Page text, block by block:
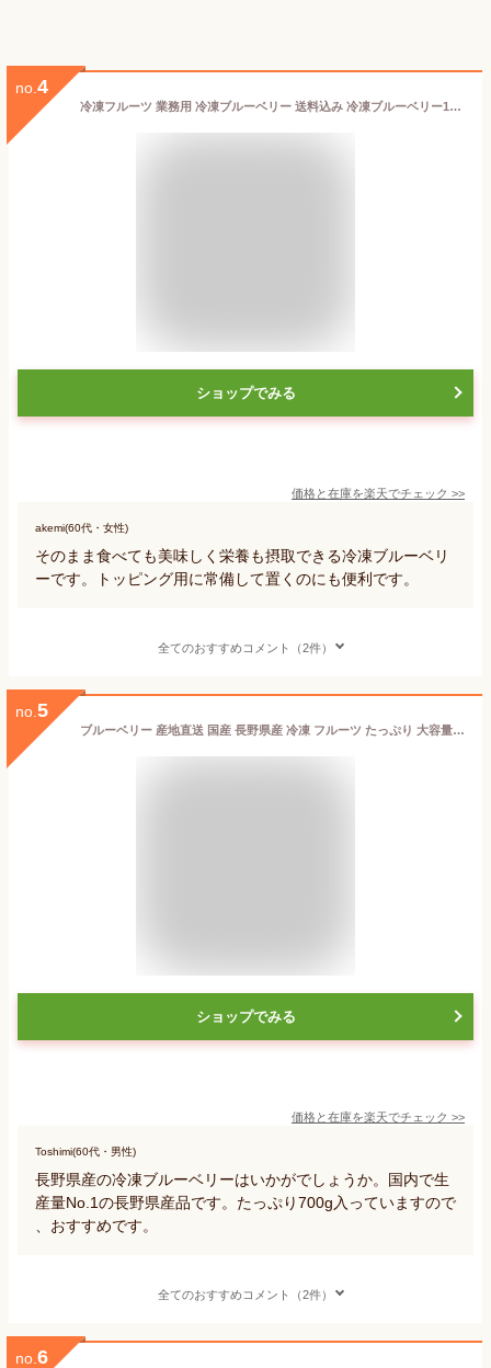
no. 4
冷凍フルーツ 業務用 冷凍ブルーベリー 送料込み 冷凍ブルーベリー1kg（500g×2袋） 冷凍 ブルーベリー トロピカルマリア スムージー ジュース
ショップでみる
価格と在庫を楽天でチェック >>
akemi(60代・女性)
そのまま食べても美味しく栄養も摂取できる冷凍ブルーベリ
ーです。トッピング用に常備して置くのにも便利です。
全てのおすすめコメント（2件）
no. 5
ブルーベリー 産地直送 国産 長野県産 冷凍 フルーツ たっぷり 大容量 600g 送料無料 冷凍ブルーベリー 冷凍果実 果物 スムージー ブルーベリージャム ジュース ミックスベリー 健康 スーパーフード お取り寄せ 自宅用 業務用 冷凍ベリー アントシアニン
ショップでみる
価格と在庫を楽天でチェック >>
Toshimi(60代・男性)
長野県産の冷凍ブルーベリーはいかがでしょうか。国内で生
産量No.1の長野県産品です。たっぷり700g入っていますので
、おすすめです。
全てのおすすめコメント（2件）
no. 6